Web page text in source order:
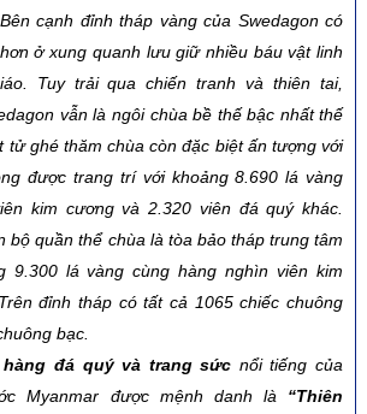
cạnh đỉnh tháp vàng của Swedagon có
ở xung quanh lưu giữ nhiều báu vật linh
Tuy trải qua chiến tranh và thiên tai,
vẫn là ngôi chùa bề thế bậc nhất thế
tử ghé thăm chùa còn đặc biệt ấn tượng với
được trang trí với khoảng 8.690 lá vàng
kim cương và 2.320 viên đá quý khác.
bộ quần thể chùa là tòa bảo tháp trung tâm
9.300 lá vàng cùng hàng nghìn viên kim
đỉnh tháp có tất cả 1065 chiếc chuông
bạc.
đá quý và trang sức nổi tiếng của
Myanmar được mệnh danh là “Thiên